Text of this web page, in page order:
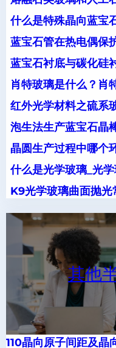
什么是特殊晶向蓝宝
蓝宝石管在热电偶保
蓝宝石衬底与碳化硅
肖特玻璃是什么？肖
红外光学材料之硫系
泡生法生产蓝宝石晶
晶圆生产过程中哪个
什么是光学玻璃_光
K9光学玻璃曲面抛
其他
110晶向原子间距及晶